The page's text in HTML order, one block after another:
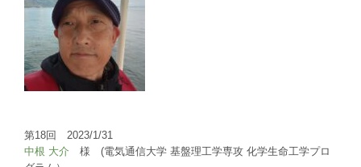
第18回 2023/1/31
中根 大介 様 (電気通信大学 基盤理工学専攻 化学生命工学プロ